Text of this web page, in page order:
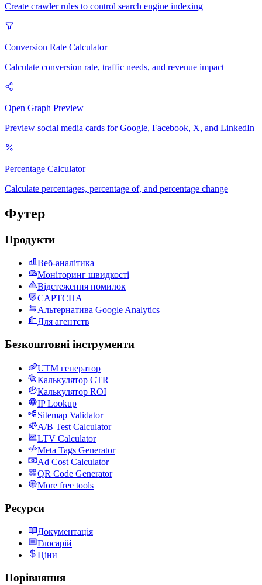
Create crawler rules to control search engine indexing
Conversion Rate Calculator
Calculate conversion rate, traffic needs, and revenue impact
Open Graph Preview
Preview social media cards for Google, Facebook, X, and LinkedIn
Percentage Calculator
Calculate percentages, percentage of, and percentage change
Футер
Продукти
Веб-аналітика
Моніторинг швидкості
Відстеження помилок
CAPTCHA
Альтернатива Google Analytics
Для агентств
Безкоштовні інструменти
UTM генератор
Калькулятор CTR
Калькулятор ROI
IP Lookup
Sitemap Validator
A/B Test Calculator
LTV Calculator
Meta Tags Generator
Ad Cost Calculator
QR Code Generator
More free tools
Ресурси
Документація
Глосарій
Ціни
Порівняння